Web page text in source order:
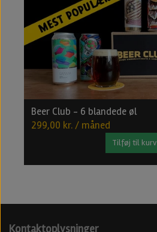
Beer Club - 6 blandede øl
299,00 kr. / måned
Tilføj til kurv
Kontaktoplysninger